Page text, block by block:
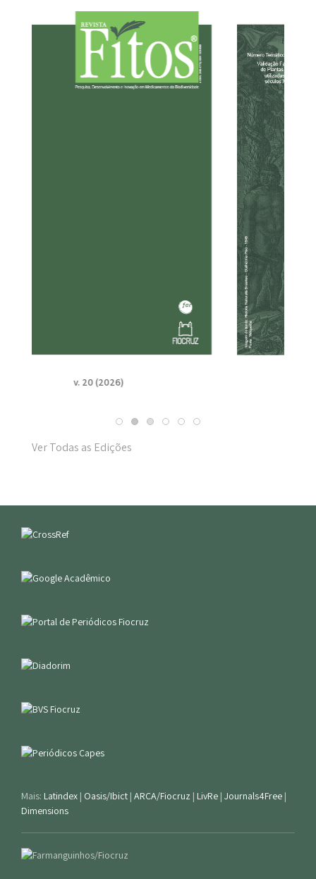
v. 19 n. Suppl. 1 (2025)
Ver Todas as Edições
Mais: Latindex | Oasis/Ibict | ARCA/Fiocruz | LivRe | Journals4Free |
Dimensions